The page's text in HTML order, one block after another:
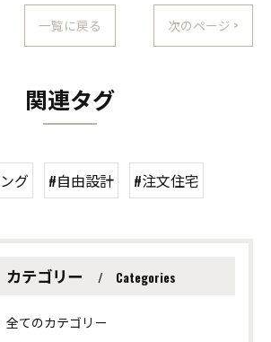
一覧に戻る 次のページ >
関連タグ
グ #自由設計 #注文住宅
カテゴリー Categories
全てのカテゴリー